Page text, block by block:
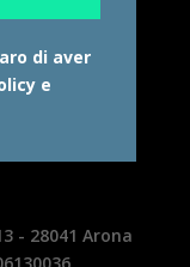
di aver
e
- 28041 Arona